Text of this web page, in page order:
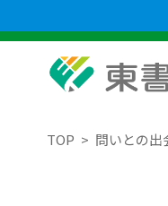
TOP 問いとの出